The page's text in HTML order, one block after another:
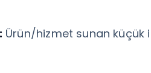
Ürün/hizmet sunan küçük